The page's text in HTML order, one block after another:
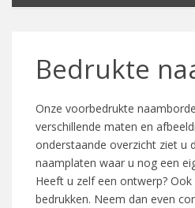
Bedrukte
Onze voorbedrukte
verschillende maten en
onderstaande overzicht ziet u
naamplaten waar u nog een
Heeft u zelf een ontwerp?
bedrukken. Neem dan even